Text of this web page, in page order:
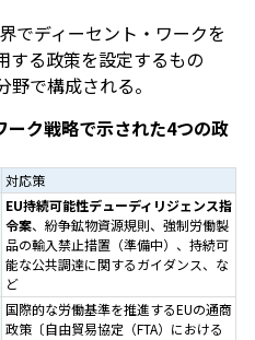
でディーセント・ワークを
する政策を設定するもの
で構成される。
ク戦略で示された4つの政
対応策
EU持続可能性デューディリジェンス指
令案、紛争鉱物資源規則、強制労働製
品の輸入禁止措置（準備中）、持続可
能な公共調達に関するガイダンス、な
ど
国際的な労働基準を推進するEUの通商
政策〔自由貿易協定（FTA）における